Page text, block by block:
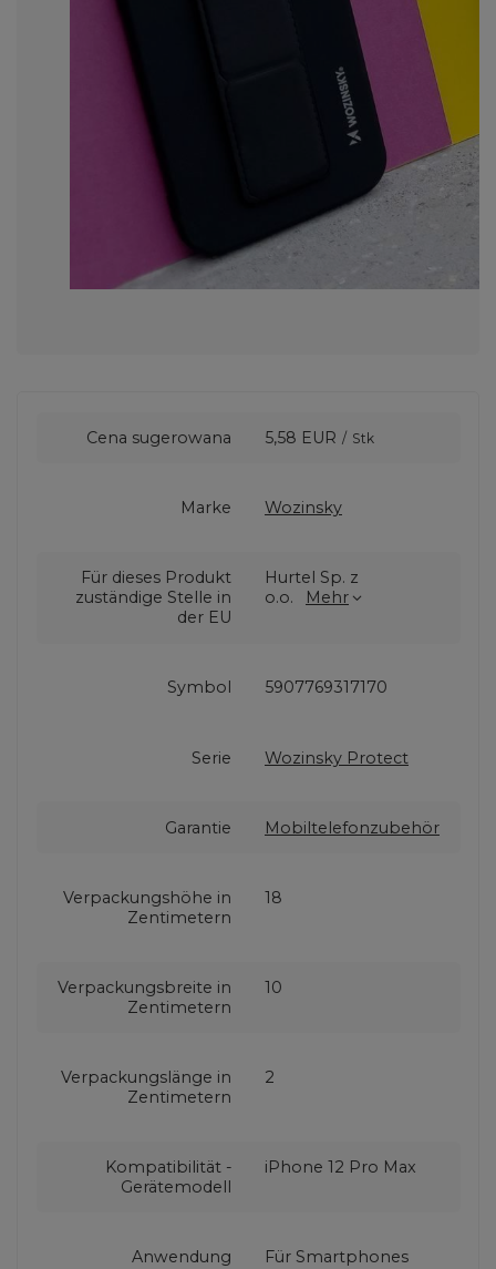
Cena sugerowana 5,58 EUR / Stk
Marke Wozinsky
Für dieses Produkt
zuständige Stelle in
der EU
Hurtel Sp. z
o.o.
Mehr
Symbol 5907769317170
Serie Wozinsky Protect
Garantie Mobiltelefonzubehör
Verpackungshöhe in
Zentimetern
18
Verpackungsbreite in
Zentimetern
10
Verpackungslänge in
Zentimetern
2
Kompatibilität -
Gerätemodell
iPhone 12 Pro Max
Anwendung Für Smartphones